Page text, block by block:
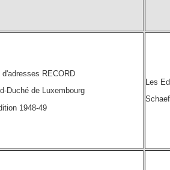
d'adresses RECORD
Duché de Luxembourg
1948-49
Les